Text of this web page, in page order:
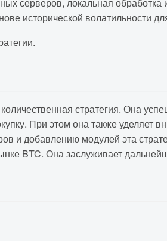
исторической волатильности
стратегия. Она
При этом она также уделяет
и добавлению модулей эта
BTC. Она заслуживает